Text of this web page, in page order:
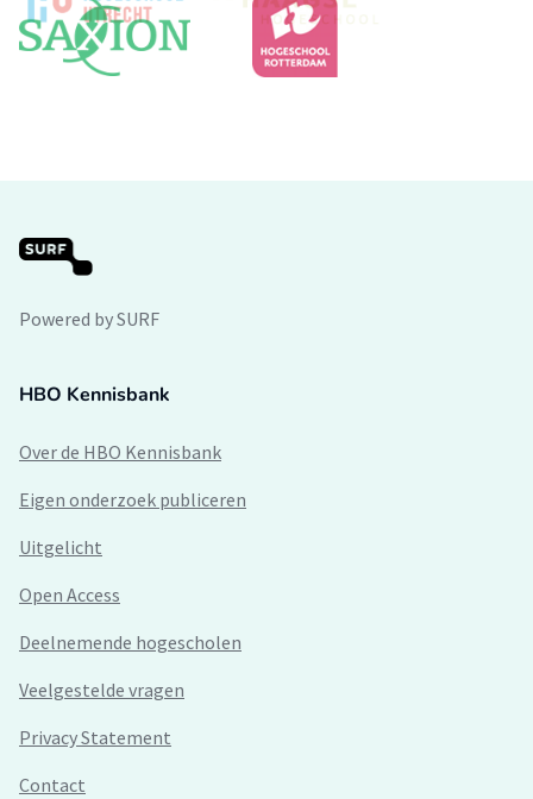
Powered by SURF
HBO Kennisbank
Over de HBO Kennisbank
Eigen onderzoek publiceren
Uitgelicht
Open Access
Deelnemende hogescholen
Veelgestelde vragen
Privacy Statement
Contact